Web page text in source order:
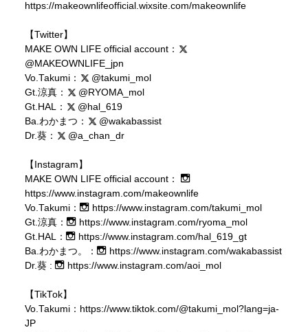
https://makeownlifeofficial.wixsite.com/makeownlife
【Twitter】
MAKE OWN LIFE official account：
@MAKEOWNLIFE_jpn
Vo.Takumi：
@takumi_mol
Gt.涼真：
@RYOMA_mol
Gt.HAL：
@hal_619
Ba.わかまつ：
@wakabassist
Dr.葵：
@a_chan_dr
【Instagram】
MAKE OWN LIFE official account：
https://www.instagram.com/makeownlife
Vo.Takumi：
https://www.instagram.com/takumi_mol
Gt.涼真：
https://www.instagram.com/ryoma_mol
Gt.HAL：
https://www.instagram.com/hal_619_gt
Ba.わかまつ。：
https://www.instagram.com/wakabassist
Dr.葵 :
https://www.instagram.com/aoi_mol
【TikTok】
Vo.Takumi： https://www.tiktok.com/@takumi_mol?lang=ja-
JP